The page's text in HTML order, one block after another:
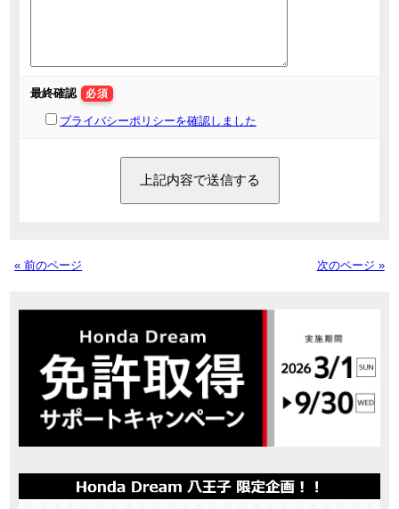
最終確認 必須
プライバシーポリシーを確認しました
« 前のページ 次のページ »